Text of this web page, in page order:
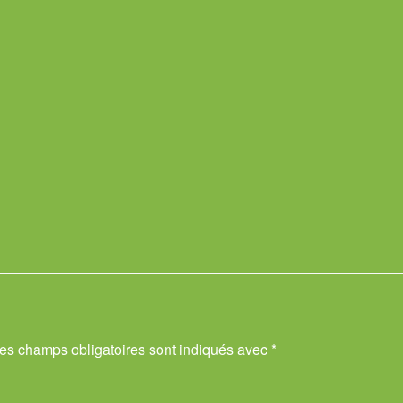
champs obligatoires sont indiqués avec *